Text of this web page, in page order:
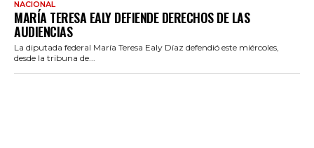
NACIONAL
MARÍA TERESA EALY DEFIENDE DERECHOS DE LAS
AUDIENCIAS
La diputada federal María Teresa Ealy Díaz defendió este miércoles,
desde la tribuna de...